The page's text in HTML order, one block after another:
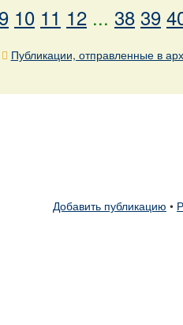
9 10 11 12 ... 38 39
Публикации, отправленные в
Добавить публикацию •